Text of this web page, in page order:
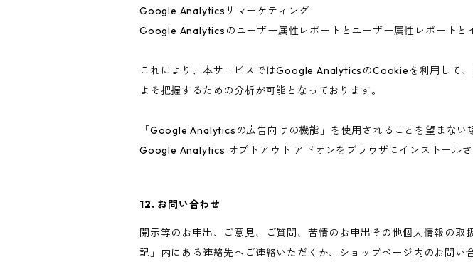
Google Analyticsリマーケティング
Google Analyticsのユーザー属性レポートとユーザー属性レポートと
これにより、本サービスではGoogle AnalyticsのCookieを利用して
よそ把握するための分析が可能となっております。
「Google Analyticsの広告向けの機能」を使用されることを望まな
Google Analytics オプトアウト アドオンをブラウザにインストールさ
12. お問い合わせ
開示等のお申出、ご意見、ご質問、苦情のお申出その他個人情報の
記」内にある連絡先へご連絡いただくか、ショップページ内のお問い